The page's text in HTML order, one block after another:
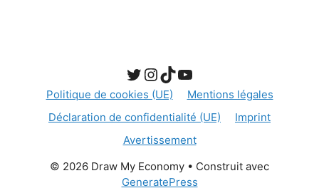
Twitter
Instagram
TikTok
YouTube
Politique de cookies (UE)
Mentions légales
Déclaration de confidentialité (UE)
Imprint
Avertissement
© 2026 Draw My Economy • Construit avec
GeneratePress